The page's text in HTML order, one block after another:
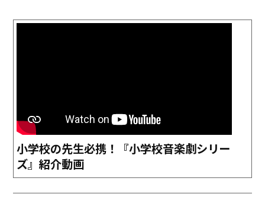
小学校の先生必携！『小学校音楽劇シリー
ズ』紹介動画